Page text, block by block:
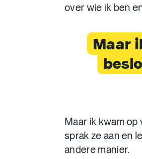
over wie ik ben
Maar
Maar ik kwam
sprak ze aan en
andere manier.